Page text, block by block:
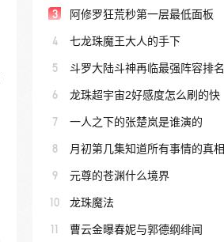
3 阿修罗狂荒秒第一层最低面板
4 七龙珠魔王大人的手下
5 斗罗大陆斗神再临最强阵容排名
6 龙珠超宇宙2好感度怎么刷的快
7 一人之下的张楚岚是谁演的
8 月初第几集知道所有事情的真相
9 元尊的苍渊什么境界
10 龙珠魔法
11 曹云金曝春妮与郭德纲绯闻